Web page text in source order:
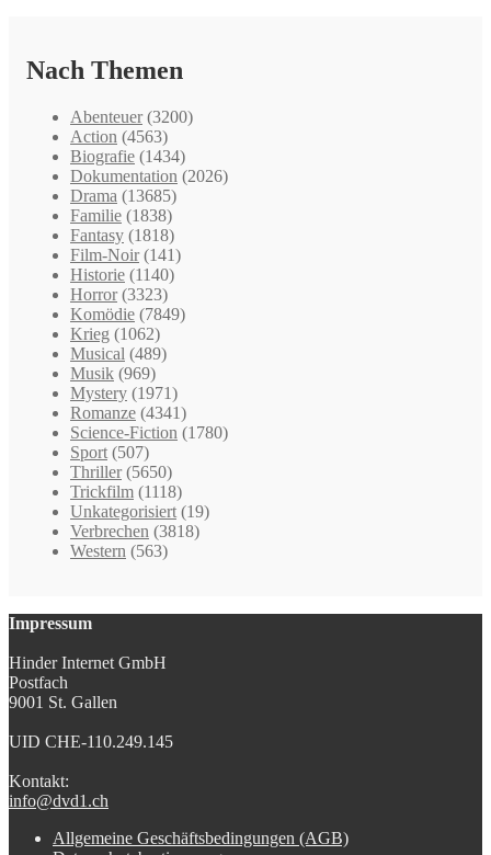
Nach Themen
Abenteuer (3200)
Action (4563)
Biografie (1434)
Dokumentation (2026)
Drama (13685)
Familie (1838)
Fantasy (1818)
Film-Noir (141)
Historie (1140)
Horror (3323)
Komödie (7849)
Krieg (1062)
Musical (489)
Musik (969)
Mystery (1971)
Romanze (4341)
Science-Fiction (1780)
Sport (507)
Thriller (5650)
Trickfilm (1118)
Unkategorisiert (19)
Verbrechen (3818)
Western (563)
Impressum
Hinder Internet GmbH
Postfach
9001 St. Gallen
UID CHE-110.249.145
Kontakt:
info@dvd1.ch
Allgemeine Geschäftsbedingungen (AGB)